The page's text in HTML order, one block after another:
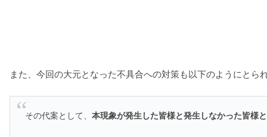
また、今回の大元となった不具合への対策も以下のようにとら
その代案として、本現象が発生した皆様と発生しなかった皆様